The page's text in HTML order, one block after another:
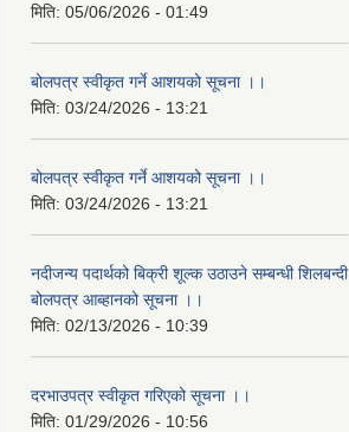
मिति: 05/06/2026 - 01:49
बोलपत्र स्वीकृत गर्ने आशयको सूचना ।।
मिति: 03/24/2026 - 13:21
बोलपत्र स्वीकृत गर्ने आशयको सूचना ।।
मिति: 03/24/2026 - 13:21
नदीजन्य पदार्थको बिक्री शूल्क उठाउने सम्बन्धी शिलबन्दी
बोलपत्र आब्हानको सूचना ।।
मिति: 02/13/2026 - 10:39
दरभाउपत्र स्वीकृत गरिएको सूचना ।।
मिति: 01/29/2026 - 10:56